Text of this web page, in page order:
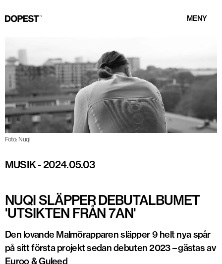
MENY
Foto: Nuqi
MUSIK-2024.05.03
NUQI SLÄPPER DEBUTALBUMET
'UTSIKTEN FRÅN 7AN'
Den lovande Malmörapparen släpper 9 helt nya spår
på sitt första projekt sedan debuten 2023 – gästas av
Euroo & Guleed